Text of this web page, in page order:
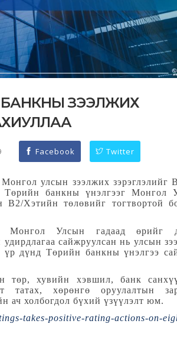
БАНКНЫ ЗЭЭЛЖИХ
Facebook Twitter
улсын зээлжих зэрэглэлийг
Төрийн банкны үнэлгээг Монгол
B2/Хэтийн төлөвийг тогтвортой
Монгол Улсын гадаад өрийг
сайжруулсан нь улсын
үр дүнд Төрийн банкны үнэлгээ
төр, хувийн хэвшил, банк
татах, хөрөнгө оруулалтын
ач холбогдол бүхий үзүүлэлт юм.
takes-positive-rating-actions-on-